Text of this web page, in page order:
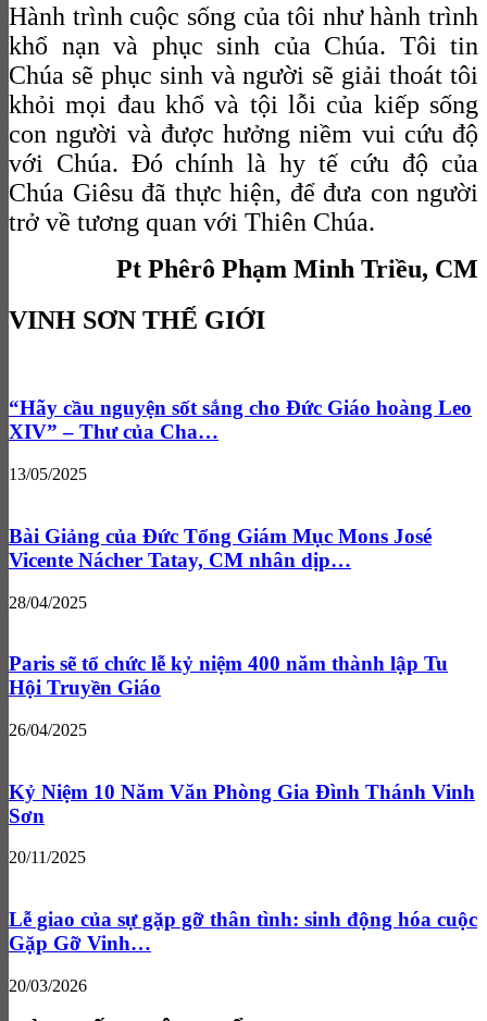
Hành trình cuộc sống của tôi như hành trình
khổ nạn và phục sinh của Chúa. Tôi tin
Chúa sẽ phục sinh và người sẽ giải thoát tôi
khỏi mọi đau khổ và tội lỗi của kiếp sống
con người và được hưởng niềm vui cứu độ
với Chúa. Đó chính là hy tế cứu độ của
Chúa Giêsu đã thực hiện, để đưa con người
trở về tương quan với Thiên Chúa.
Pt Phêrô Phạm Minh Triều, CM
VINH SƠN THẾ GIỚI
“Hãy cầu nguyện sốt sắng cho Đức Giáo hoàng Leo
XIV” – Thư của Cha…
13/05/2025
Bài Giảng của Đức Tổng Giám Mục Mons José
Vicente Nácher Tatay, CM nhân dịp…
28/04/2025
Paris sẽ tổ chức lễ kỷ niệm 400 năm thành lập Tu
Hội Truyền Giáo
26/04/2025
Kỷ Niệm 10 Năm Văn Phòng Gia Đình Thánh Vinh
Sơn
20/11/2025
Lễ giao của sự gặp gỡ thân tình: sinh động hóa cuộc
Gặp Gỡ Vinh…
20/03/2026